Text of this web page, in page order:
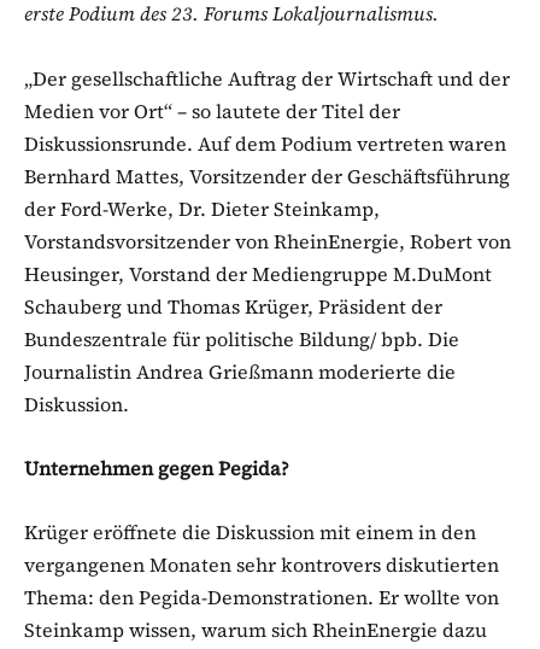
erste Podium des 23. Forums Lokaljournalismus.
„Der gesellschaftliche Auftrag der Wirtschaft und der
Medien vor Ort“ – so lautete der Titel der
Diskussionsrunde. Auf dem Podium vertreten waren
Bernhard Mattes, Vorsitzender der Geschäftsführung
der Ford-Werke, Dr. Dieter Steinkamp,
Vorstandsvorsitzender von RheinEnergie, Robert von
Heusinger, Vorstand der Mediengruppe M.DuMont
Schauberg und Thomas Krüger, Präsident der
Bundeszentrale für politische Bildung/ bpb. Die
Journalistin Andrea Grießmann moderierte die
Diskussion.
Unternehmen gegen Pegida?
Krüger eröffnete die Diskussion mit einem in den
vergangenen Monaten sehr kontrovers diskutierten
Thema: den Pegida-Demonstrationen. Er wollte von
Steinkamp wissen, warum sich RheinEnergie dazu